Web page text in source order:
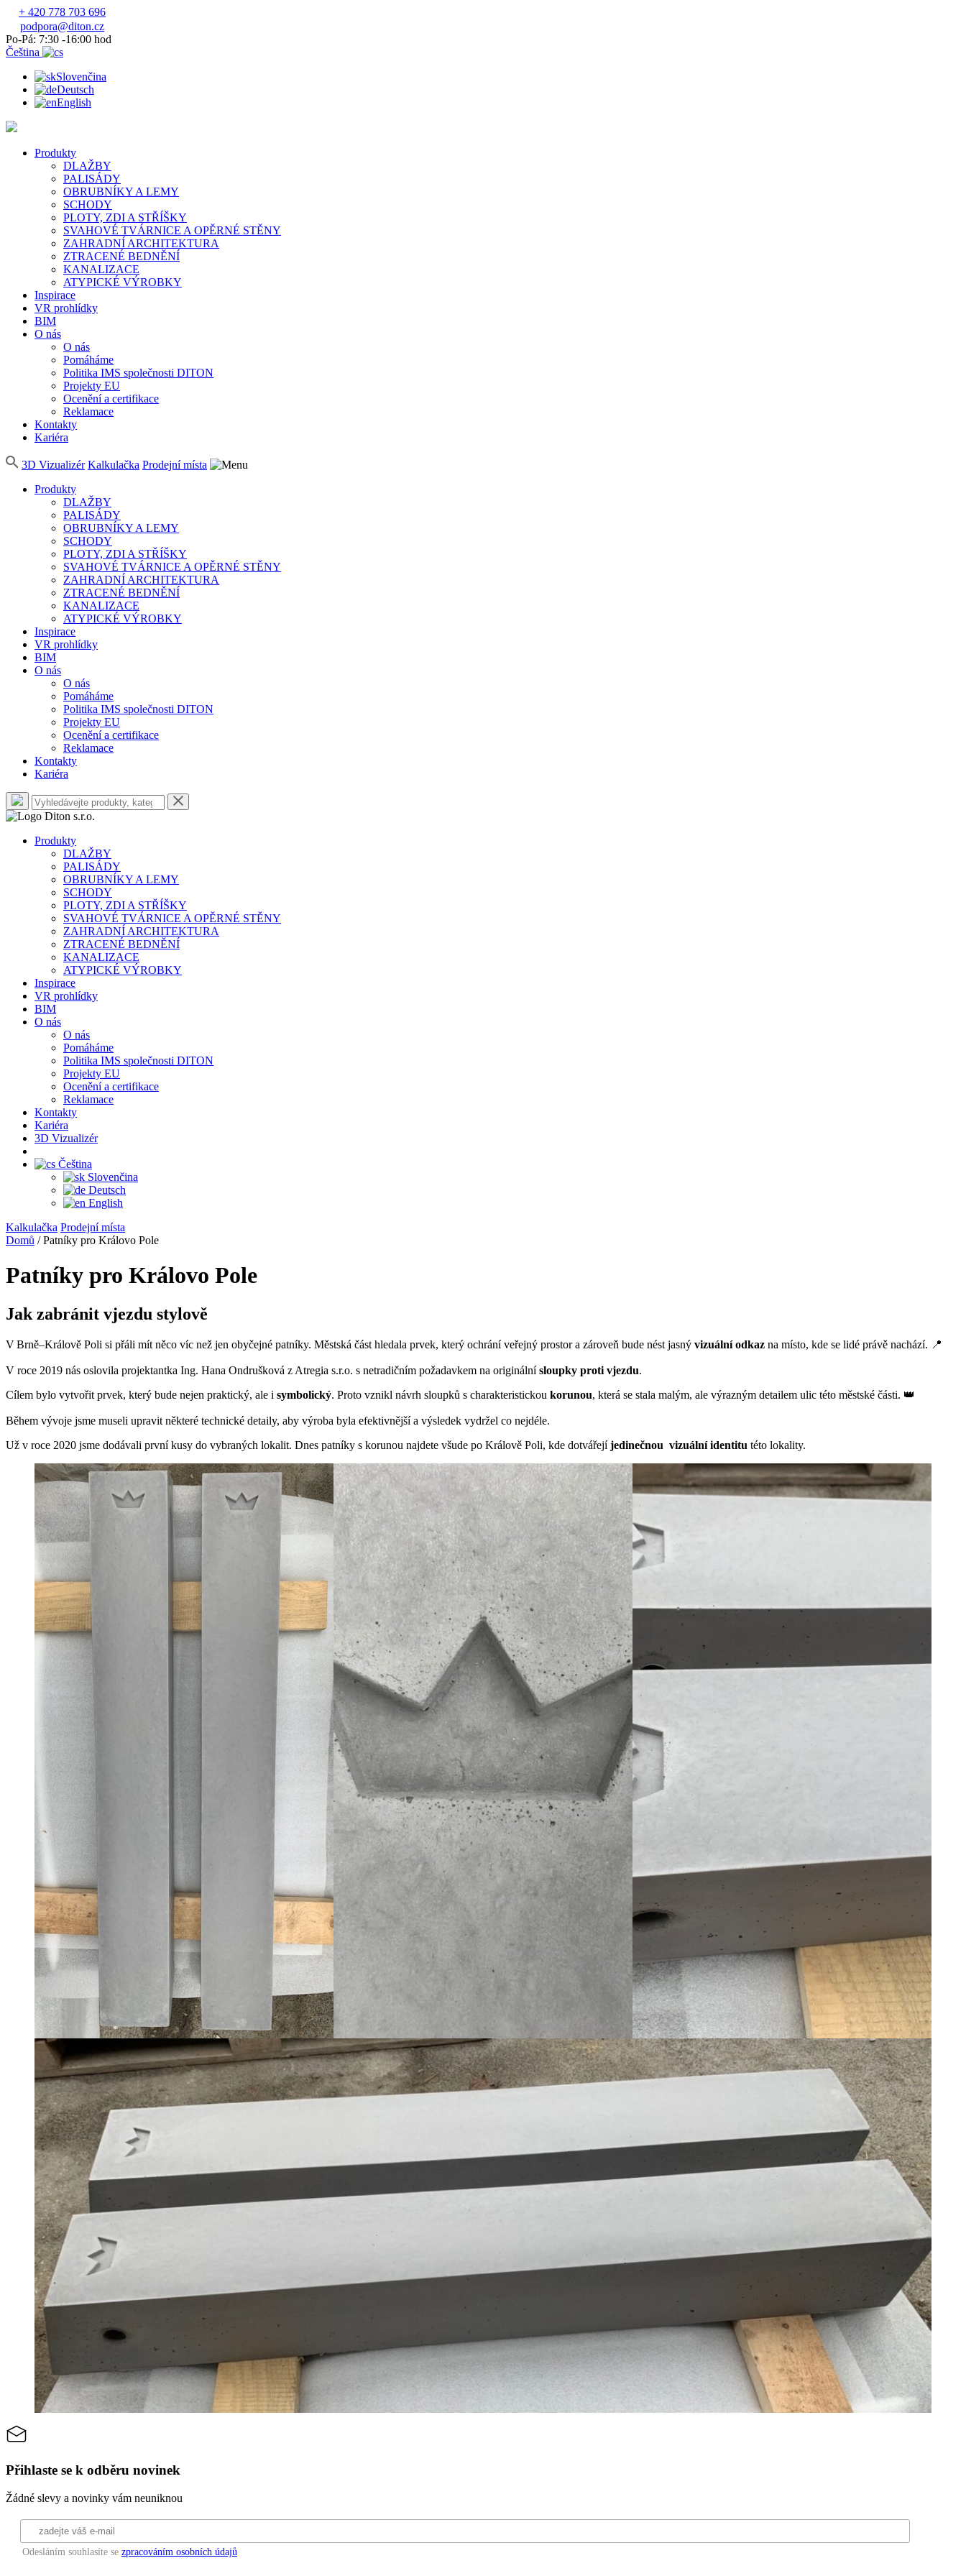
+ 420 778 703 696
podpora@diton.cz
Po-Pá: 7:30 -16:00 hod
Čeština
Slovenčina
Deutsch
English
Produkty
DLAŽBY
PALISÁDY
OBRUBNÍKY A LEMY
SCHODY
PLOTY, ZDI A STŘÍŠKY
SVAHOVÉ TVÁRNICE A OPĚRNÉ STĚNY
ZAHRADNÍ ARCHITEKTURA
ZTRACENÉ BEDNĚNÍ
KANALIZACE
ATYPICKÉ VÝROBKY
Inspirace
VR prohlídky
BIM
O nás
O nás
Pomáháme
Politika IMS společnosti DITON
Projekty EU
Ocenění a certifikace
Reklamace
Kontakty
Kariéra
3D Vizualizér Kalkulačka Prodejní místa
Produkty
DLAŽBY
PALISÁDY
OBRUBNÍKY A LEMY
SCHODY
PLOTY, ZDI A STŘÍŠKY
SVAHOVÉ TVÁRNICE A OPĚRNÉ STĚNY
ZAHRADNÍ ARCHITEKTURA
ZTRACENÉ BEDNĚNÍ
KANALIZACE
ATYPICKÉ VÝROBKY
Inspirace
VR prohlídky
BIM
O nás
O nás
Pomáháme
Politika IMS společnosti DITON
Projekty EU
Ocenění a certifikace
Reklamace
Kontakty
Kariéra
Produkty
DLAŽBY
PALISÁDY
OBRUBNÍKY A LEMY
SCHODY
PLOTY, ZDI A STŘÍŠKY
SVAHOVÉ TVÁRNICE A OPĚRNÉ STĚNY
ZAHRADNÍ ARCHITEKTURA
ZTRACENÉ BEDNĚNÍ
KANALIZACE
ATYPICKÉ VÝROBKY
Inspirace
VR prohlídky
BIM
O nás
O nás
Pomáháme
Politika IMS společnosti DITON
Projekty EU
Ocenění a certifikace
Reklamace
Kontakty
Kariéra
3D Vizualizér
Čeština
Slovenčina
Deutsch
English
Kalkulačka Prodejní místa
Domů /Patníky pro Královo Pole
Patníky pro Královo Pole
Jak zabránit vjezdu stylově
V Brně–Králově Poli si přáli mít něco víc než jen obyčejné patníky. Městská část hledala prvek, který ochrání veřejný prostor a zároveň bude nést jasný vizuální odkaz na místo, kde se lidé právě nachází. 📍
V roce 2019 nás oslovila projektantka Ing. Hana Ondrušková z Atregia s.r.o. s netradičním požadavkem na originálnísloupky proti vjezdu.
Cílem bylo vytvořit prvek, který bude nejen praktický, ale i symbolický. Proto vznikl návrh sloupků s charakteristickou korunou, která se stala malým, ale výrazným detailem ulic této městské části. 👑
Během vývoje jsme museli upravit některé technické detaily, aby výroba byla efektivnější a výsledek vydržel co nejdéle.
Už v roce 2020 jsme dodávali první kusy do vybraných lokalit. Dnes patníky s korunou najdete všude po Králově Poli, kde dotvářejíjedinečnou vizuální identitu této lokality.
Přihlaste se k odběru novinek
Žádné slevy a novinky vám neuniknou
Odesláním souhlasíte se zpracováním osobních údajů